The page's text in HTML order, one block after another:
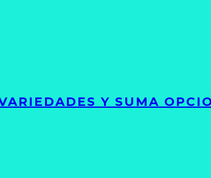
Y SUMA